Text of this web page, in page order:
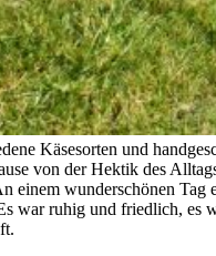
Käsesorten und
von der Hektik des
einem wunderschönen
war ruhig und friedlich, es